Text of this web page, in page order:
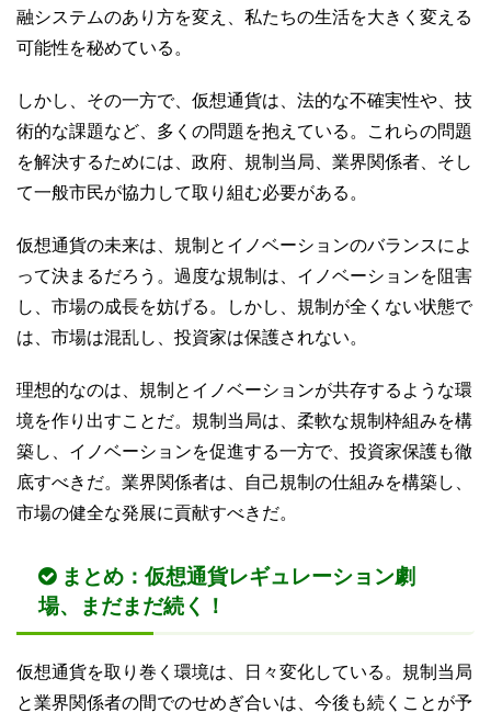
融システムのあり方を変え、私たちの生活を大きく変える
可能性を秘めている。
しかし、その一方で、仮想通貨は、法的な不確実性や、技
術的な課題など、多くの問題を抱えている。これらの問題
を解決するためには、政府、規制当局、業界関係者、そし
て一般市民が協力して取り組む必要がある。
仮想通貨の未来は、規制とイノベーションのバランスによ
って決まるだろう。過度な規制は、イノベーションを阻害
し、市場の成長を妨げる。しかし、規制が全くない状態で
は、市場は混乱し、投資家は保護されない。
理想的なのは、規制とイノベーションが共存するような環
境を作り出すことだ。規制当局は、柔軟な規制枠組みを構
築し、イノベーションを促進する一方で、投資家保護も徹
底すべきだ。業界関係者は、自己規制の仕組みを構築し、
市場の健全な発展に貢献すべきだ。
まとめ：仮想通貨レギュレーション劇
場、まだまだ続く！
仮想通貨を取り巻く環境は、日々変化している。規制当局
と業界関係者の間でのせめぎ合いは、今後も続くことが予